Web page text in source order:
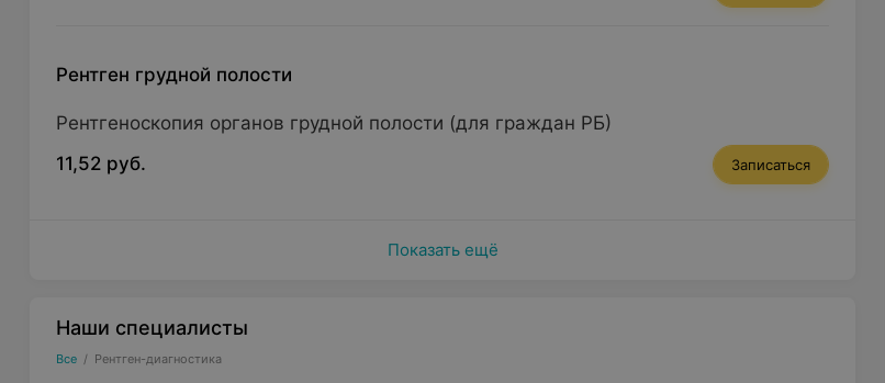
Рентген грудной полости
Рентгеноскопия органов грудной полости (для граждан РБ)
11,52 руб.
Записаться
Показать ещё
Наши специалисты
Все / Рентген-диагностика